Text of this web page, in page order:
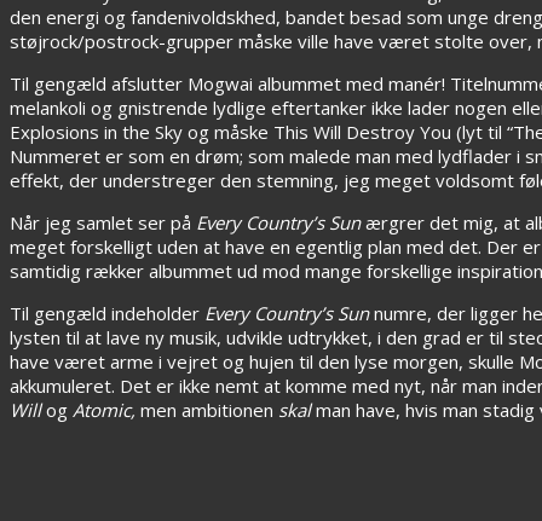
den energi og fandenivoldskhed, bandet besad som unge
støjrock/postrock-grupper måske ville have været stolte over,
Til gengæld afslutter Mogwai albummet med manér!
melankoli og gnistrende lydlige eftertanker ikke lader nogen
Explosions in the Sky og måske This Will Destroy You (lyt til
Nummeret er som en drøm; som malede man med lydflader i
effekt, der understreger den stemning, jeg meget voldsomt
Når jeg samlet ser på Every Country’s Sunærgrer det mig, at
meget forskelligt uden at have en egentlig plan med det. Der
samtidig rækker albummet ud mod mange forskellige
Til gengæld indeholder Every Country’s Sunnumre, der ligger
lysten til at lave ny musik, udvikle udtrykket, i den grad er til
have været arme i vejret og hujen til den lyse morgen, skulle
akkumuleret. Det er ikke nemt at komme med nyt, når man
Willog Atomic, men ambitionen skalman have, hvis man